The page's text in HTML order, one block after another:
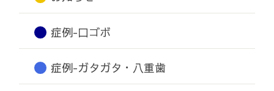
症例-口ゴボ
症例-ガタガタ・八重歯